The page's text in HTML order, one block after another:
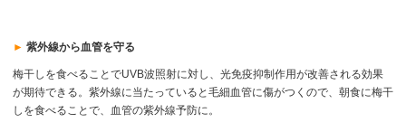
► 紫外線から血管を守る
梅干しを食べることでUVB波照射に対し、光免疫抑制作用が改善される効果
が期待できる。紫外線に当たっていると毛細血管に傷がつくので、朝食に梅干
しを食べることで、血管の紫外線予防に。